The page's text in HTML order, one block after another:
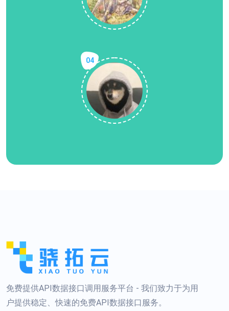
04
免费提供API数据接口调用服务平台 - 我们致力于为用
户提供稳定、快速的免费API数据接口服务。